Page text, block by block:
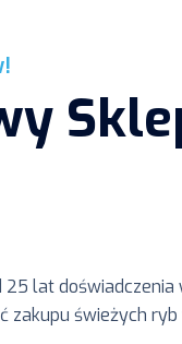
lat
zakupu świeżych